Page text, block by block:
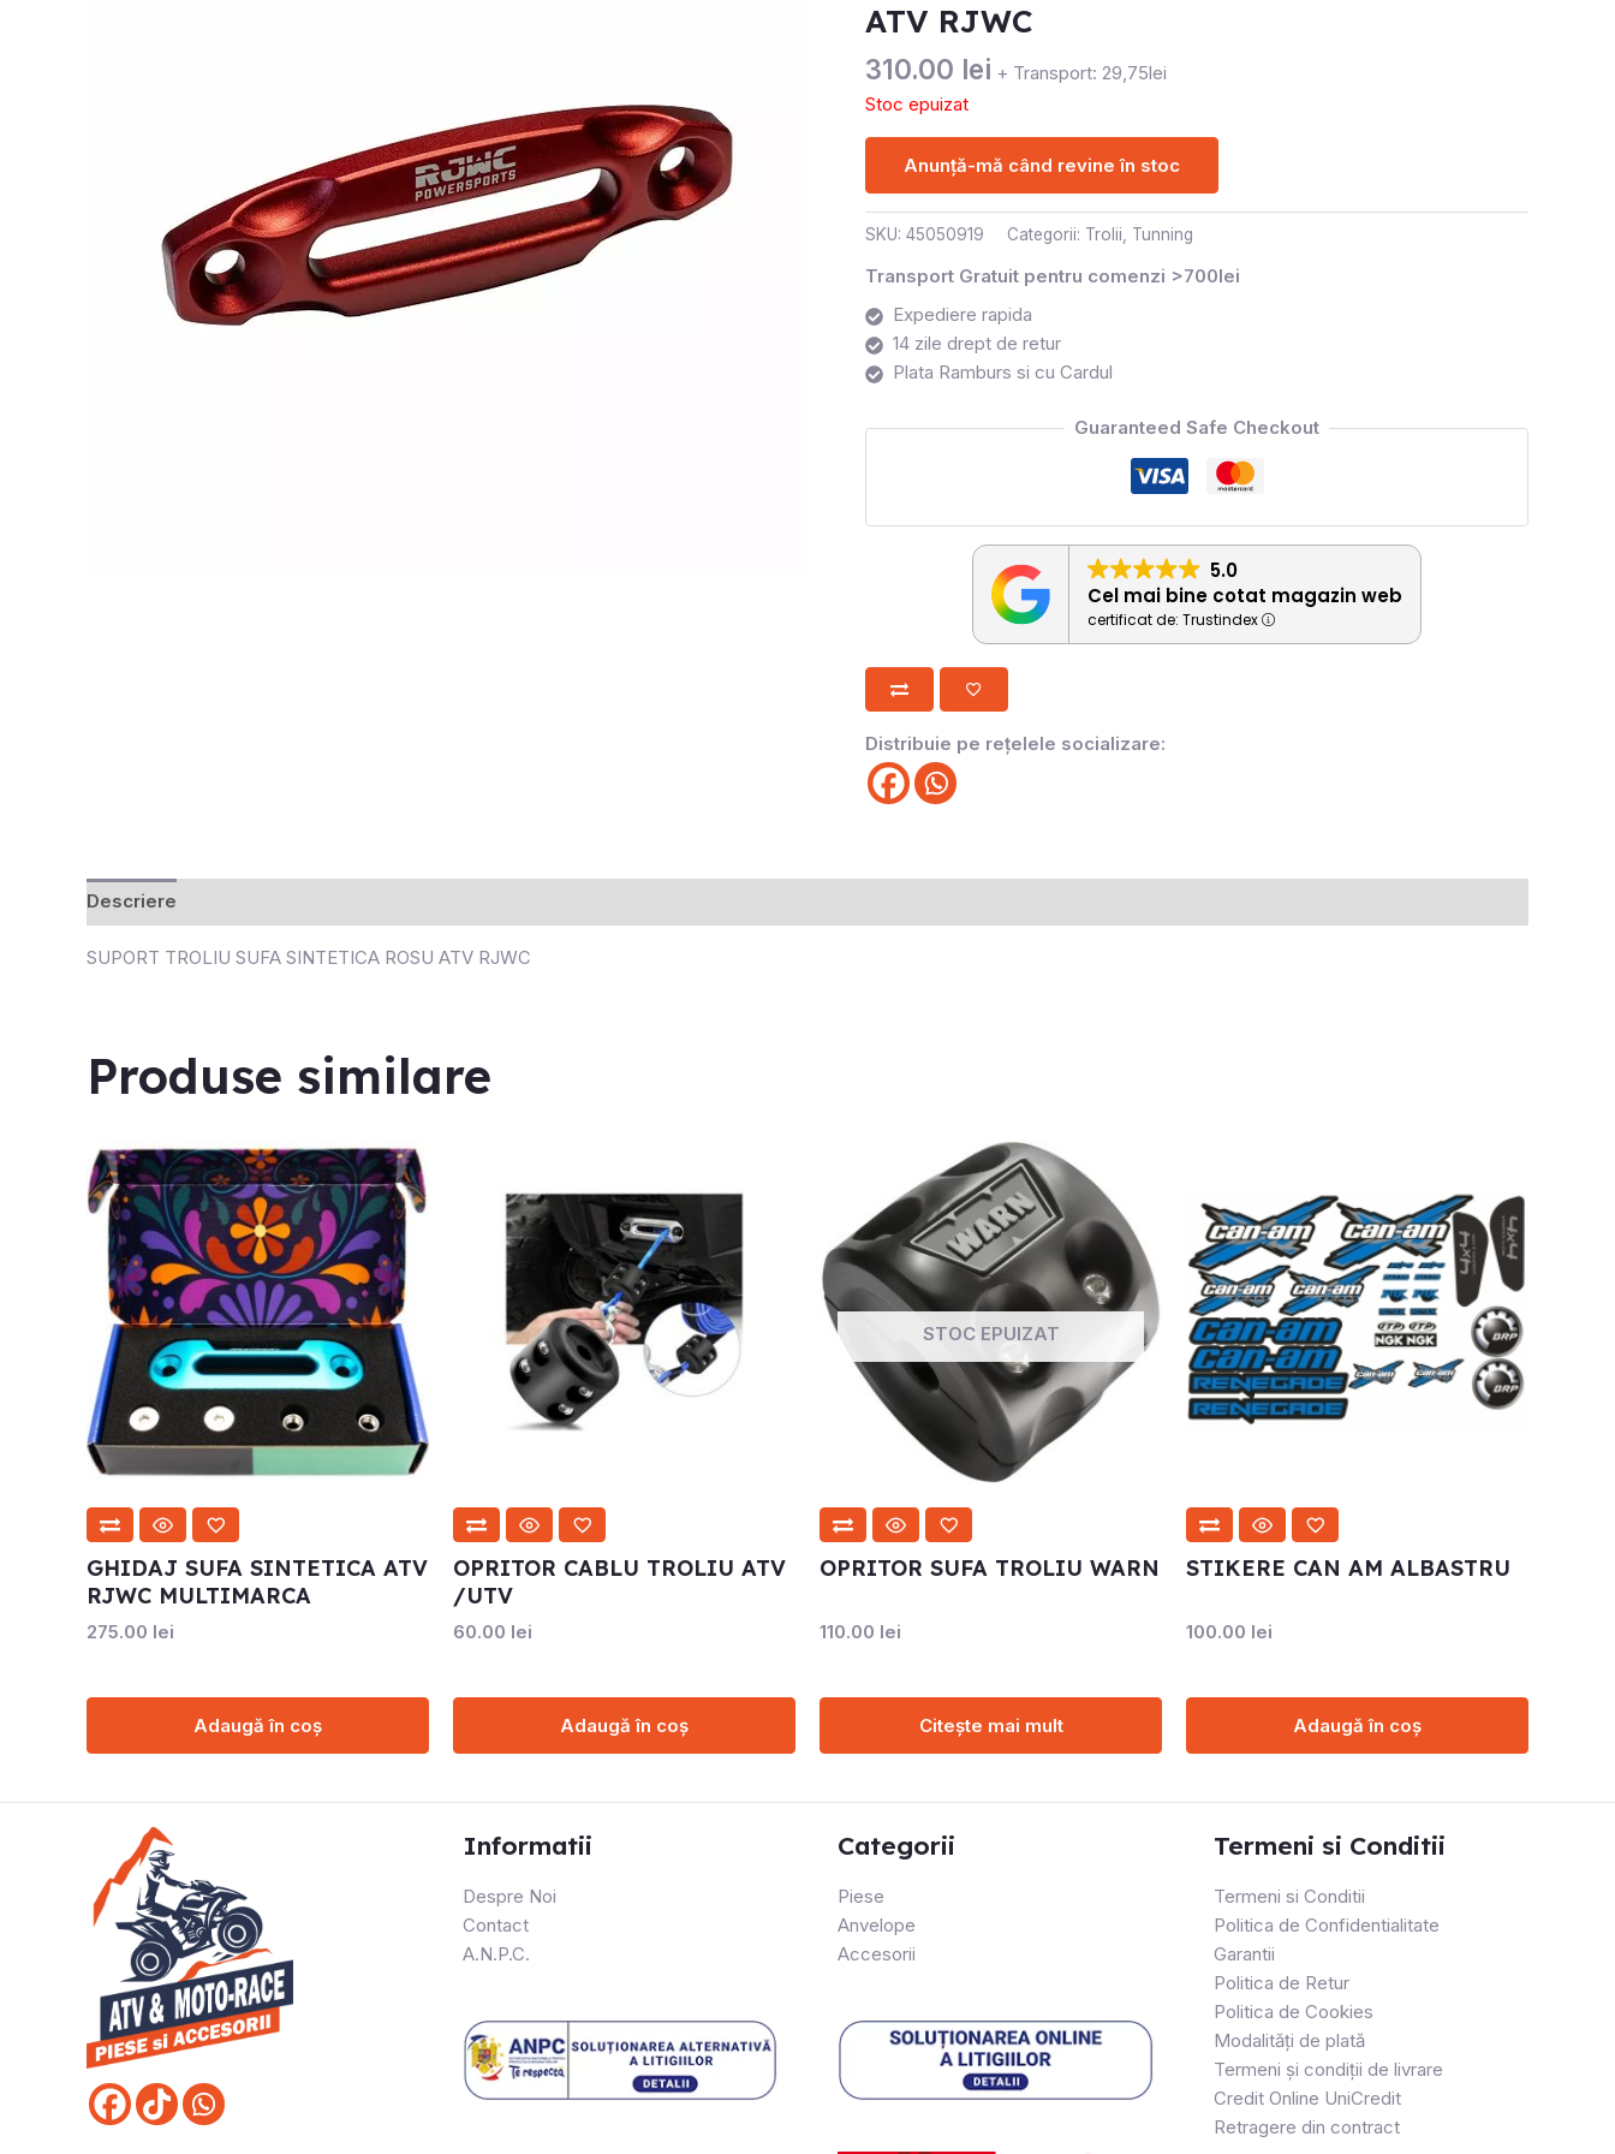
ATV RJWC
310.00 lei + Transport: 29,75lei
Stoc epuizat
Anunță-mă când revine în stoc
SKU: 45050919 Categorii: Trolii, Tunning
Transport Gratuit pentru comenzi >700lei
Expediere rapida
14 zile drept de retur
Plata Ramburs si cu Cardul
Guaranteed Safe Checkout
5.0
Cel mai bine cotat magazin web
certificat de: Trustindex
Distribuie pe rețelele socializare:
Descriere
SUPORT TROLIU SUFA SINTETICA ROSU ATV RJWC
Produse similare
GHIDAJ SUFA SINTETICA ATV
RJWC MULTIMARCA
275.00 lei
Adaugă în coș
OPRITOR CABLU TROLIU ATV
/UTV
60.00 lei
Adaugă în coș
STOC EPUIZAT
OPRITOR SUFA TROLIU WARN
110.00 lei
Citește mai mult
STIKERE CAN AM ALBASTRU
100.00 lei
Adaugă în coș
Informatii
Despre Noi
Contact
A.N.P.C.
Categorii
Piese
Anvelope
Accesorii
Termeni si Conditii
Termeni si Conditii
Politica de Confidentialitate
Garantii
Politica de Retur
Politica de Cookies
Modalități de plată
Termeni și condiții de livrare
Credit Online UniCredit
Retragere din contract